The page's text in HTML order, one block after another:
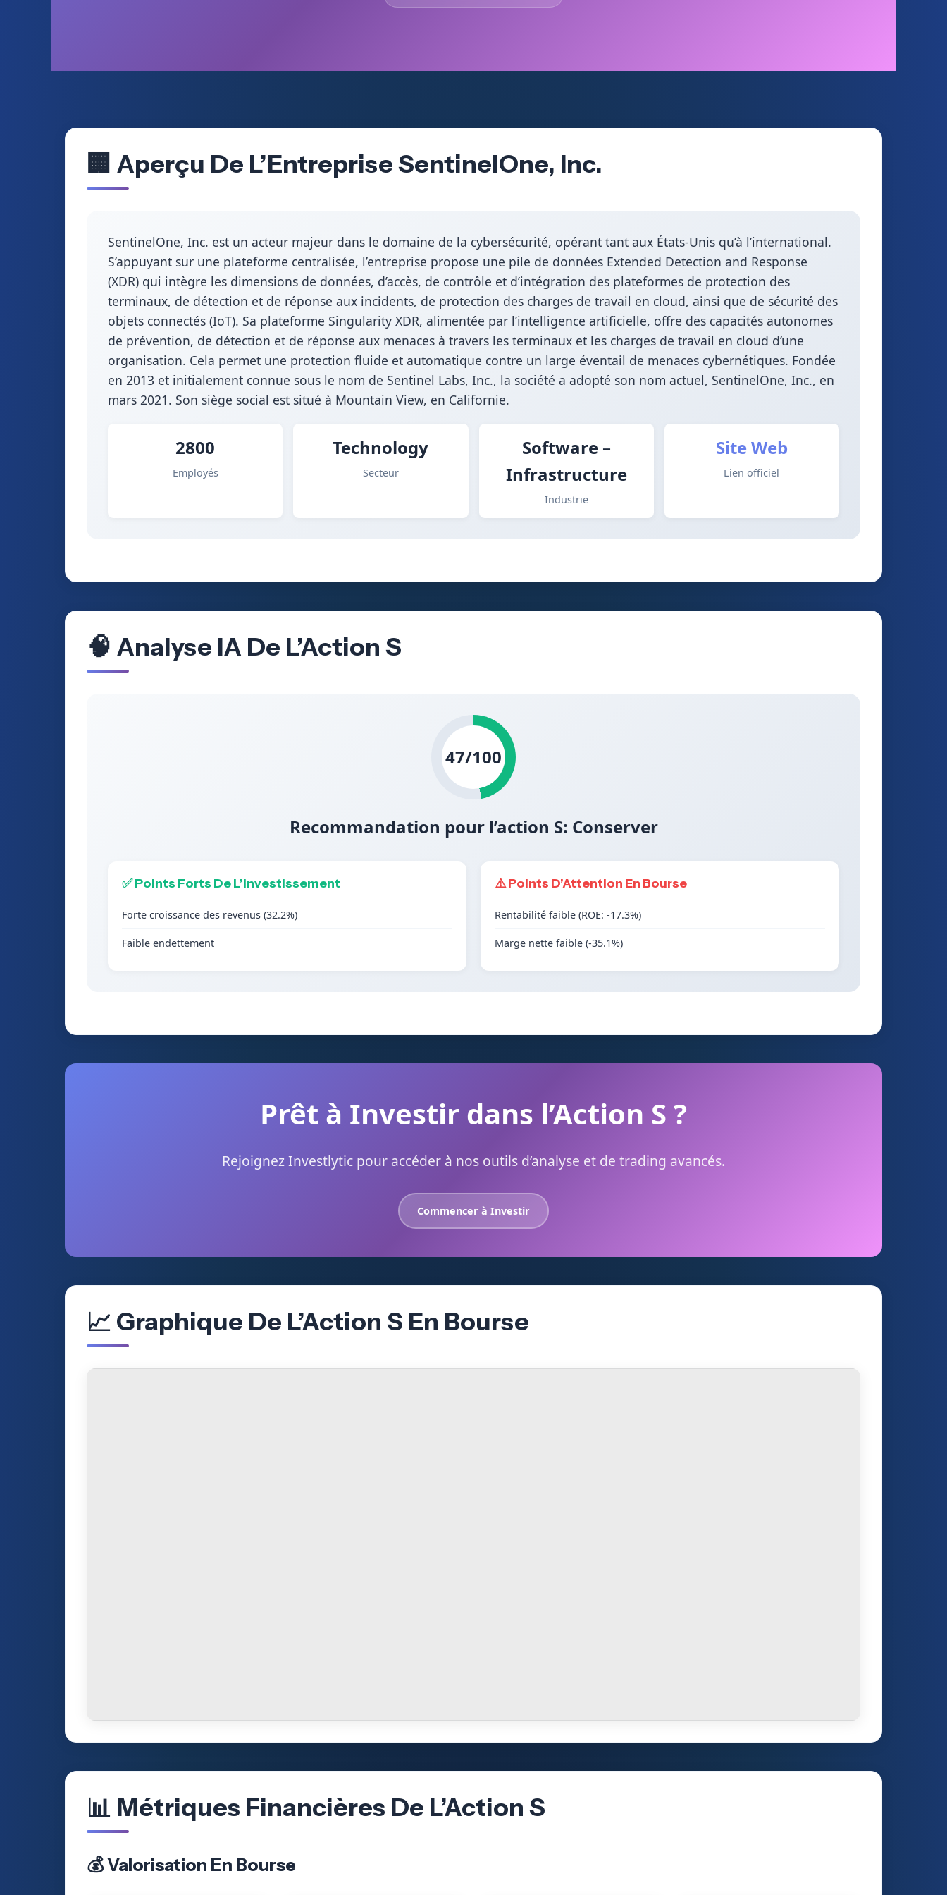
🏢 Aperçu De L’Entreprise SentinelOne, Inc.
SentinelOne, Inc. est un acteur majeur dans le domaine de la cybersécurité, opérant tant aux États-Unis qu’à l’international.
S’appuyant sur une plateforme centralisée, l’entreprise propose une pile de données Extended Detection and Response
(XDR) qui intègre les dimensions de données, d’accès, de contrôle et d’intégration des plateformes de protection des
terminaux, de détection et de réponse aux incidents, de protection des charges de travail en cloud, ainsi que de sécurité des
objets connectés (IoT). Sa plateforme Singularity XDR, alimentée par l’intelligence artificielle, offre des capacités autonomes
de prévention, de détection et de réponse aux menaces à travers les terminaux et les charges de travail en cloud d’une
organisation. Cela permet une protection fluide et automatique contre un large éventail de menaces cybernétiques. Fondée
en 2013 et initialement connue sous le nom de Sentinel Labs, Inc., la société a adopté son nom actuel, SentinelOne, Inc., en
mars 2021. Son siège social est situé à Mountain View, en Californie.
2800
Employés
Technology
Secteur
Software –
Infrastructure
Industrie
Site Web
Lien officiel
🧠 Analyse IA De L’Action S
47/100
Recommandation pour l’action S: Conserver
✅ Points Forts De L’Investissement
Forte croissance des revenus (32.2%)
Faible endettement
⚠️ Points D’Attention En Bourse
Rentabilité faible (ROE: -17.3%)
Marge nette faible (-35.1%)
Prêt à Investir dans l’Action S ?
Rejoignez Investlytic pour accéder à nos outils d’analyse et de trading avancés.
Commencer à Investir
📈 Graphique De L’Action S En Bourse
📊 Métriques Financières De L’Action S
💰 Valorisation En Bourse